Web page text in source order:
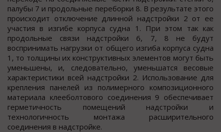
палубы 7 и продольные переборки 8. В результате этого
происходит отключение длинной надстройки 2 от ее
участия в изгибе корпуса судна 1. При этом так как
продольные связи надстройки 6, 7, 8 не будут
воспринимать нагрузки от общего изгиба корпуса судна
1, то толщины их конструктивных элементов могут быть
уменьшены, и, следовательно, уменьшатся весовые
характеристики всей надстройки 2. Использование для
крепления панелей из полимерного композиционного
материала клееболтового соединения 9 обеспечивает
герметичность помещений надстройки и
технологичность монтажа расширительного
соединения в надстройке.